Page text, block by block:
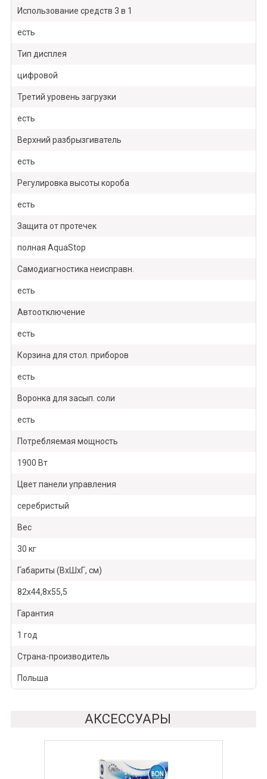
Использование средств 3 в 1
есть
Тип дисплея
цифровой
Третий уровень загрузки
есть
Верхний разбрызгиватель
есть
Регулировка высоты короба
есть
Защита от протечек
полная AquaStop
Самодиагностика неисправн.
есть
Автоотключение
есть
Корзина для стол. приборов
есть
Воронка для засып. соли
есть
Потребляемая мощность
1900 Вт
Цвет панели управления
серебристый
Вес
30 кг
Габариты (ВхШхГ, см)
82х44,8х55,5
Гарантия
1 год
Страна-производитель
Польша
АКСЕССУАРЫ